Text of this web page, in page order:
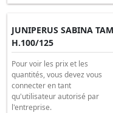
JUNIPERUS SABINA
H.100/125
Pour voir les prix et les
quantités, vous devez vous
connecter en tant
qu'utilisateur autorisé par
l'entreprise.